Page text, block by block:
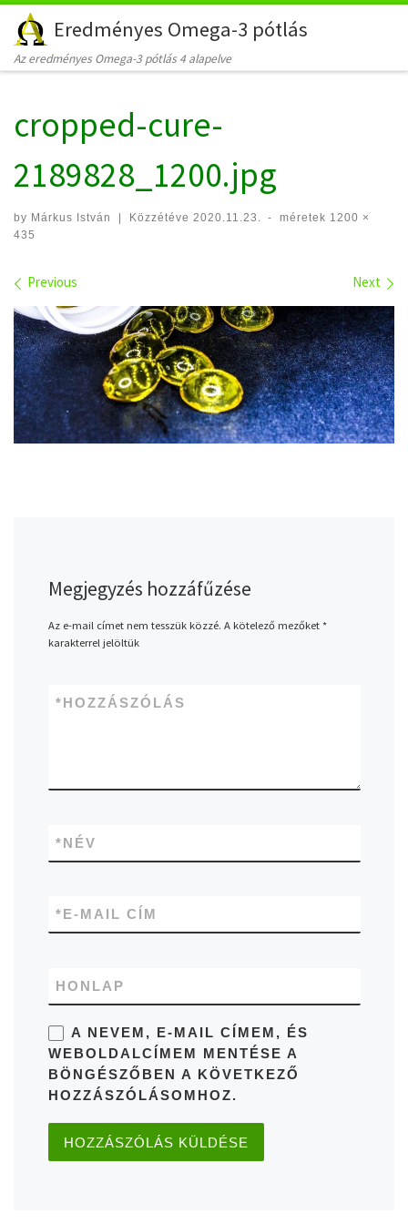
Skip to content
Eredményes Omega-3 pótlás
Az eredményes Omega-3 pótlás 4 alapelve
cropped-cure-
2189828_1200.jpg
by Márkus István Közzétéve 2020.11.23. - méretek 1200 ×
435
Images navigation
Previous Next
Megjegyzés hozzáfűzése
Az e-mail címet nem tesszük közzé. A kötelező mezőket *
karakterrel jelöltük
HOZZÁSZÓLÁS
*
NÉV
*
E-MAIL CÍM
*
HONLAP
A NEVEM, E-MAIL CÍMEM, ÉS
WEBOLDALCÍMEM MENTÉSE A
BÖNGÉSZŐBEN A KÖVETKEZŐ
HOZZÁSZÓLÁSOMHOZ.